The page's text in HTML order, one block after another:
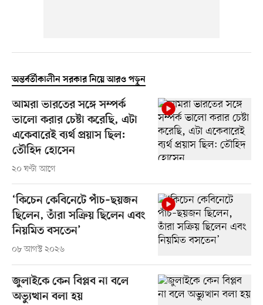
অন্তর্বর্তীকালীন সরকার নিয়ে আরও পড়ুন
আমরা ভারতের সঙ্গে সম্পর্ক
ভালো করার চেষ্টা করেছি, এটা
একেবারেই ব্যর্থ প্রয়াস ছিল:
তৌহিদ হোসেন
২০ ঘণ্টা আগে
‘কিচেন কেবিনেটে পাঁচ–ছয়জন
ছিলেন, তাঁরা সক্রিয় ছিলেন এবং
নিয়মিত বসতেন’
০৮ আগস্ট ২০২৬
জুলাইকে কেন বিপ্লব না বলে
অভ্যুত্থান বলা হয়